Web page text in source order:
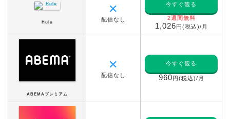
Hulu
✕
配信なし
今すぐ観る
2週間無料
1,026円(税込)/月
ABEMAプレミアム
✕
配信なし
今すぐ観る
960円(税込)/月